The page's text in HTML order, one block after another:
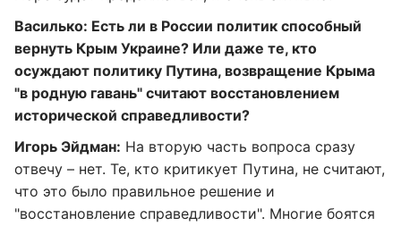
Василько: Есть ли в России политик способный
вернуть Крым Украине? Или даже те, кто
осуждают политику Путина, возвращение Крыма
"в родную гавань" считают восстановлением
исторической справедливости?
Игорь Эйдман: На вторую часть вопроса сразу
отвечу – нет. Те, кто критикует Путина, не считают,
что это было правильное решение и
"восстановление справедливости". Многие боятся